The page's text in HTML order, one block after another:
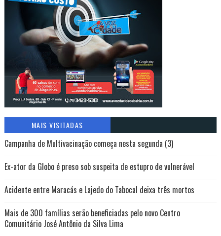
MAIS VISITADAS
Campanha de Multivacinação começa nesta segunda (3)
Ex-ator da Globo é preso sob suspeita de estupro de vulnerável
Acidente entre Maracás e Lajedo do Tabocal deixa três mortos
Mais de 300 famílias serão beneficiadas pelo novo Centro
Comunitário José Antônio da Silva Lima